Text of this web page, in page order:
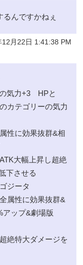
んですかねぇ
12月22日 1:41:38 PM
気力+3 HPと
カテゴリーの気力
性に効果抜群&相
大幅上昇し超絶
下させる
ジータ
属性に効果抜群&
アップ&劇場版
絶特大ダメージを